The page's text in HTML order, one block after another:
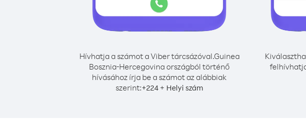
Hívhatja a számot a Viber tárcsázóval.Guinea
Bosznia-Hercegovina országból történő
hívásához írja be a számot az alábbiak
szerint:+224 + Helyi szám